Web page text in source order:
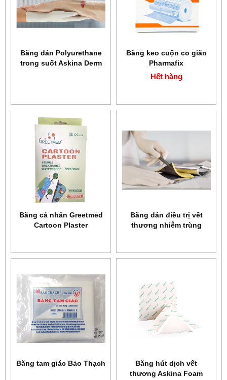
Băng dán Polyurethane
trong suốt Askina Derm
Băng keo cuộn co giãn
Pharmafix
Hết hàng
Băng cá nhân Greetmed
Cartoon Plaster
Băng dán điều trị vết
thương nhiễm trùng
Băng tam giác Bảo Thạch
Băng hút dịch vết
thương Askina Foam